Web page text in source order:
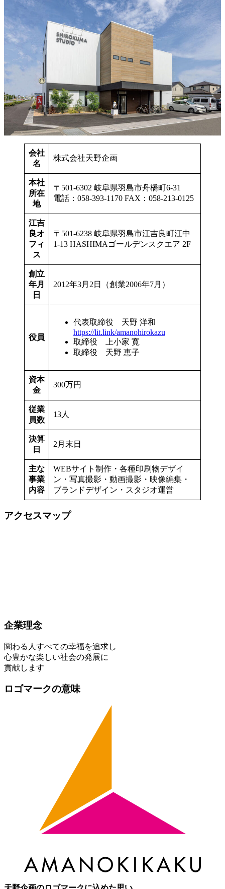
会社
名
株式会社天野企画
本社
所在
地
〒501-6302 岐阜県羽島市舟橋町6-31
電話：058-393-1170 FAX：058-213-0125
江吉
良オ
フィ
ス
〒501-6238 岐阜県羽島市江吉良町江中
1-13 HASHIMAゴールデンスクエア 2F
創立
年月
日
2012年3月2日（創業2006年7月）
役員
代表取締役 天野 洋和
https://lit.link/amanohirokazu
取締役 上小家 寛
取締役 天野 恵子
資本
金
300万円
従業
員数
13人
決算
日
2月末日
主な
事業
内容
WEBサイト制作・各種印刷物デザイ
ン・写真撮影・動画撮影・映像編集・
ブランドデザイン・スタジオ運営
アクセスマップ
企業理念
関わる人すべての幸福を追求し
心豊かな楽しい社会の発展に
貢献します
ロゴマークの意味